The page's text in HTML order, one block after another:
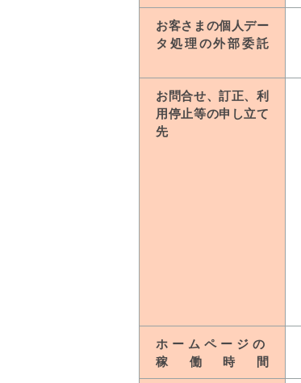
お客さまの個人デー
タ処理の外部委託
お問合せ、訂正、利
用停止等の申し立て
先
ホームページの
稼働時間